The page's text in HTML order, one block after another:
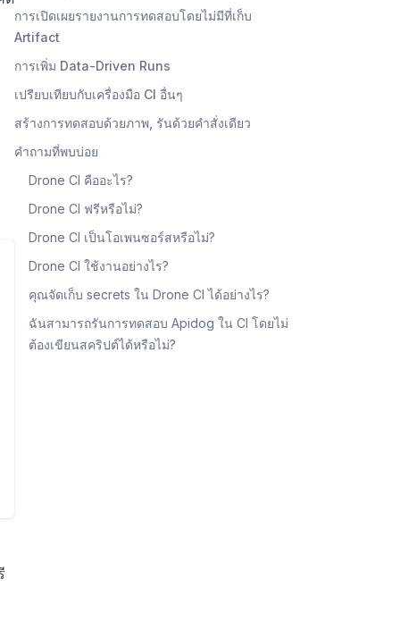
การเปิดเผยรายงานการทดสอบโดยไม่มีที่เก็บ
Artifact
การเพิ่ม Data-Driven Runs
เปรียบเทียบกับเครื่องมือ CI อื่นๆ
สร้างการทดสอบด้วยภาพ, รันด้วยคำสั่งเดียว
คำถามที่พบบ่อย
Drone CI คืออะไร?
Drone CI ฟรีหรือไม่?
Drone CI เป็นโอเพนซอร์สหรือไม่?
Drone CI ใช้งานอย่างไร?
คุณจัดเก็บ secrets ใน Drone CI ได้อย่างไร?
ฉันสามารถรันการทดสอบ Apidog ใน CI โดยไม่
ต้องเขียนสคริปต์ได้หรือไม่?